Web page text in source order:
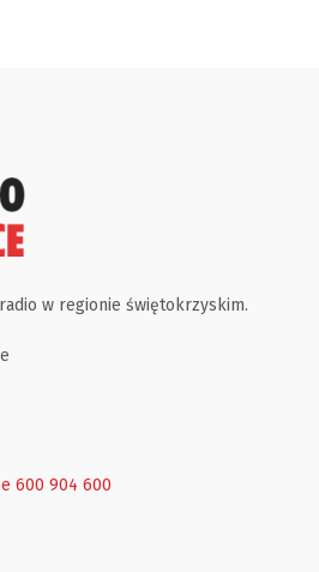
w regionie świętokrzyskim.
600 904 600